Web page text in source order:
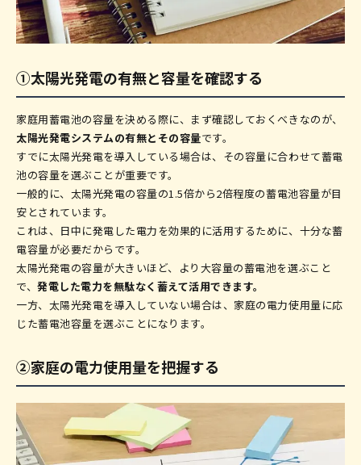
電力変換効率を考慮に入れる
容量以外の蓄電池選びのポイント
機器のサイズと設置スペースを確認する
導入コストと補助金を試算する
Q1. 電気代は安くなる？
Q2. 容量が大きいほど良い？
Q3. 蓄電池の寿命は？
①太陽光発電の有無と容量を確認する
家庭用蓄電池の容量を決める際に、まず確認しておくべきなのが、
太陽光発電システムの有無とその容量です。
すでに太陽光発電を導入している場合は、その容量に合わせて蓄電
池の容量を選ぶことが重要です。
一般的に、太陽光発電の容量の1.5倍から2倍程度の蓄電池容量が目
安とされています。
これは、日中に発電した電力を効果的に活用するために、十分な蓄
電容量が必要だからです。
太陽光発電の容量が大きいほど、より大容量の蓄電池を選ぶこと
で、発電した電力を無駄なく蓄えて活用できます。
一方、太陽光発電を導入していない場合は、家庭の電力使用量に応
じた蓄電池容量を選ぶことになります。
②家庭の電力使用量を把握する